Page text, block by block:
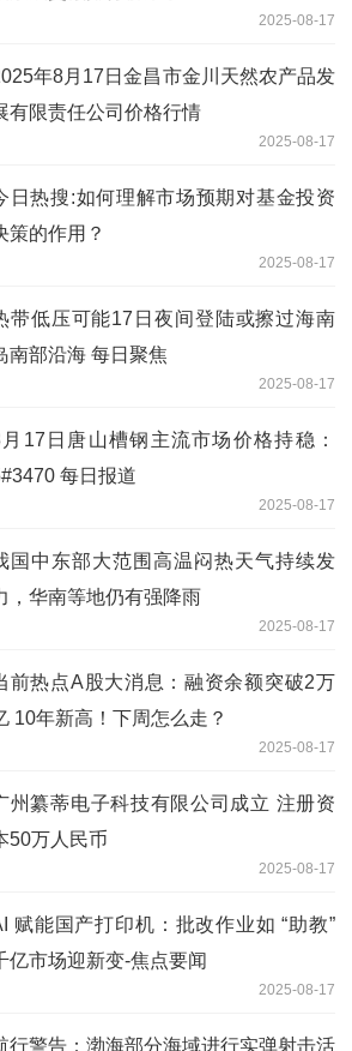
2025-08-17
年8月17日金昌市金川天然农产品发
有限责任公司价格行情
2025-08-17
日热搜:如何理解市场预期对基金投资
策的作用？
2025-08-17
带低压可能17日夜间登陆或擦过海南
南部沿海 每日聚焦
2025-08-17
17日唐山槽钢主流市场价格持稳：
每日报道
2025-08-17
国中东部大范围高温闷热天气持续发
，华南等地仍有强降雨
2025-08-17
前热点A股大消息：融资余额突破2万
10年新高！下周怎么走？
2025-08-17
州纂蒂电子科技有限公司成立 注册资
50万人民币
2025-08-17
赋能国产打印机：批改作业如 “助教”
亿市场迎新变-焦点要闻
2025-08-17
行警告：渤海部分海域进行实弹射击活